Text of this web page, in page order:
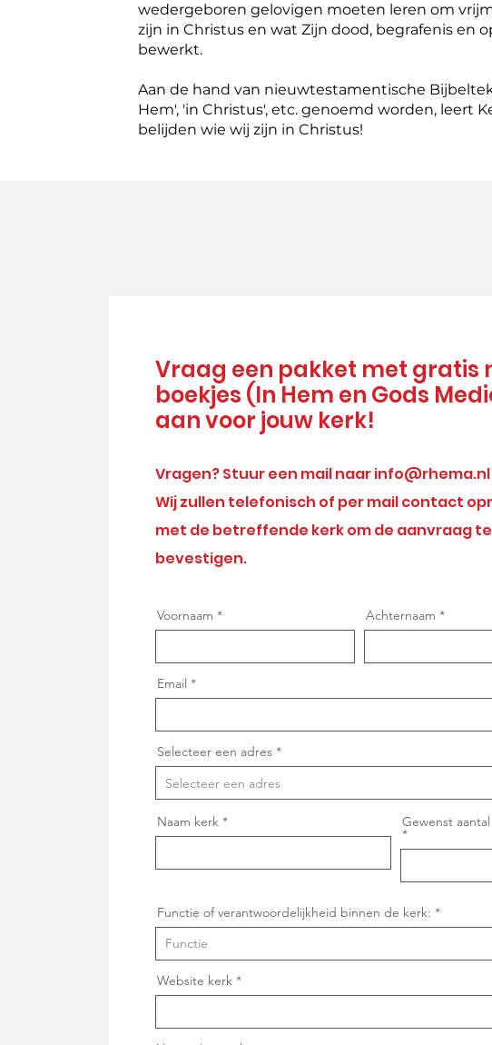
wedergeboren gelovigen moeten leren om
zijn in Christus en wat Zijn dood, begrafenis en
bewerkt.
Aan de hand van nieuwtestamentische
Hem', 'in Christus', etc. genoemd worden, leert
belijden wie wij zijn in Christus!
Vraag een pakket met gratis
boekjes (In Hem en Gods
aan voor jouw kerk!
Vragen? Stuur een mail naarinfo@rhema.nl
Wij zullen telefonisch of per mail contact
met de betreffende kerk om de aanvraag te
bevestigen.
Voornaam Achternaam
Email
Selecteer een adres
Naam kerk Gewenst
Functie of verantwoordelijkheid binnen de kerk:
Website kerk